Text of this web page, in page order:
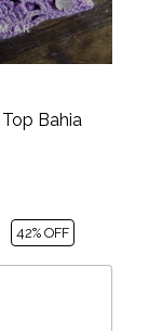
Top Bahia
42% OFF